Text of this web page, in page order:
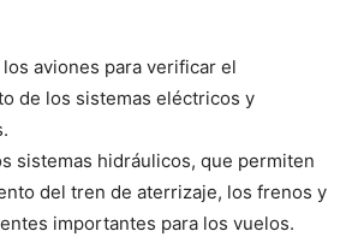
aviones para verificar el
de los sistemas eléctricos y
sistemas hidráulicos, que permiten
del tren de aterrizaje, los frenos y
importantes para los vuelos.